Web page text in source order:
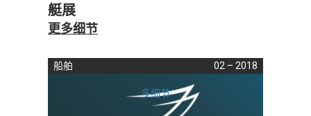
艇展
更多细节
船舶 02 – 2018
多细节